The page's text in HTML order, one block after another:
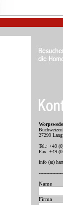
27299
Tel.: +49
Fax: +49
info (at)
Name
Firma